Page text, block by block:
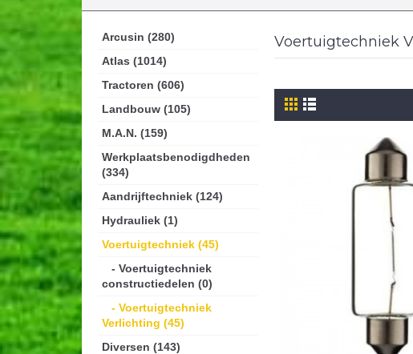
Arcusin (280)
Atlas (1014)
Tractoren (606)
Landbouw (105)
M.A.N. (159)
Werkplaatsbenodigdheden
(334)
Aandrijftechniek (124)
Hydrauliek (1)
Voertuigtechniek (45)
- Voertuigtechniek
constructiedelen (0)
- Voertuigtechniek
Verlichting (45)
Diversen (143)
Voertuigtechniek